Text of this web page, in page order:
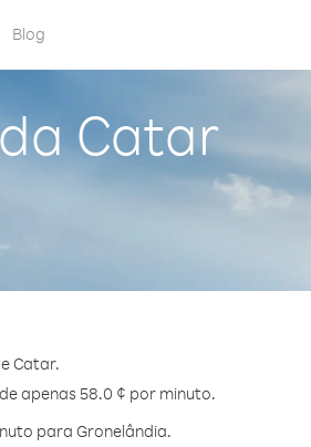
Blog
Catar
Catar.
apenas 58.0 ¢ por minuto.
para Gronelândia.